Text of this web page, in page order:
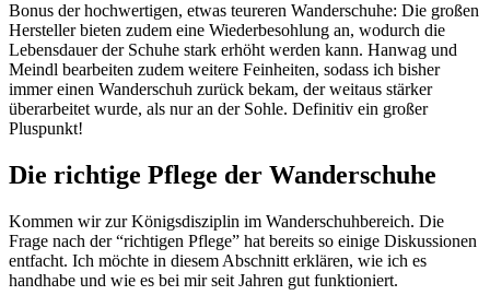
Bonus der hochwertigen, etwas teureren Wanderschuhe: Die großen
Hersteller bieten zudem eine Wiederbesohlung an, wodurch die
Lebensdauer der Schuhe stark erhöht werden kann. Hanwag und
Meindl bearbeiten zudem weitere Feinheiten, sodass ich bisher
immer einen Wanderschuh zurück bekam, der weitaus stärker
überarbeitet wurde, als nur an der Sohle. Definitiv ein großer
Pluspunkt!
Die richtige Pflege der Wanderschuhe
Kommen wir zur Königsdisziplin im Wanderschuhbereich. Die
Frage nach der “richtigen Pflege” hat bereits so einige Diskussionen
entfacht. Ich möchte in diesem Abschnitt erklären, wie ich es
handhabe und wie es bei mir seit Jahren gut funktioniert.